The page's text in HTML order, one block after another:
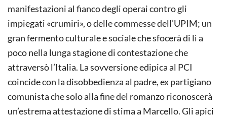
manifestazioni al fianco degli operai contro gli
impiegati «crumiri», o delle commesse dell’UPIM; un
gran fermento culturale e sociale che sfocerà di lì a
poco nella lunga stagione di contestazione che
attraversò l’Italia. La sovversione edipica al PCI
coincide con la disobbedienza al padre, ex partigiano
comunista che solo alla fine del romanzo riconoscerà
un’estrema attestazione di stima a Marcello. Gli apici